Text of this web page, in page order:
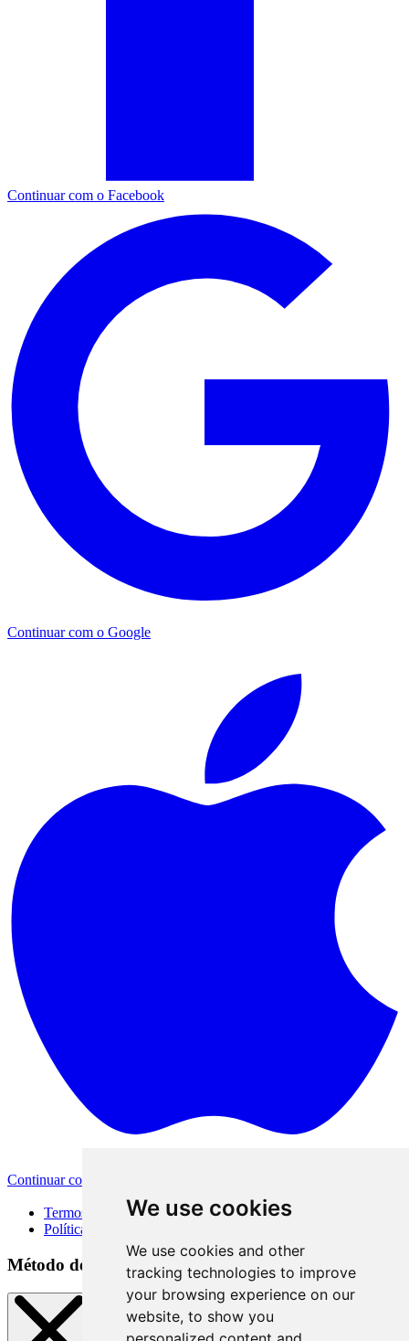
We use cookies
We use cookies and other
tracking technologies to improve
your browsing experience on our
website, to show you
Continuar com o Facebook
Continuar com o Google
Continuar com a Apple
Termos de Uso
Política de Privacidade
Método de acesso